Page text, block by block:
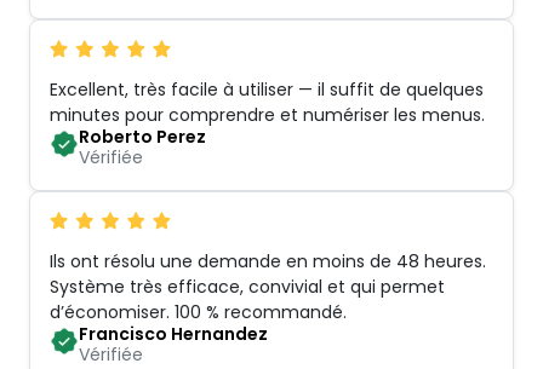
Excellent, très facile à utiliser — il suffit de quelques
minutes pour comprendre et numériser les menus.
Roberto Perez
Vérifiée
Ils ont résolu une demande en moins de 48 heures.
Système très efficace, convivial et qui permet
d’économiser. 100 % recommandé.
Francisco Hernandez
Vérifiée